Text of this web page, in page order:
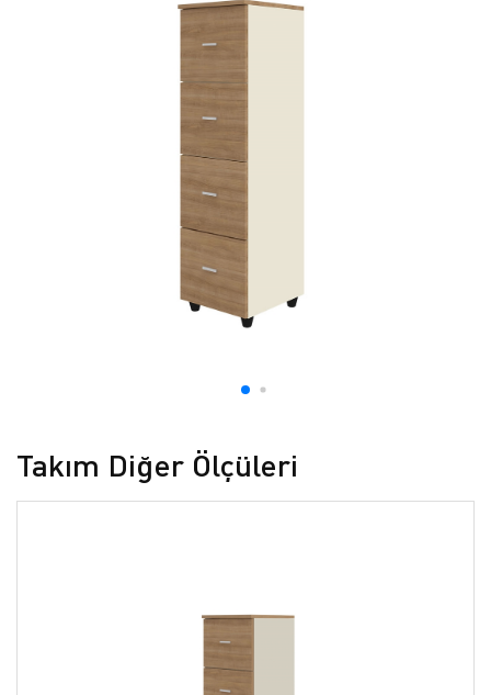
Takım Diğer Ölçüleri